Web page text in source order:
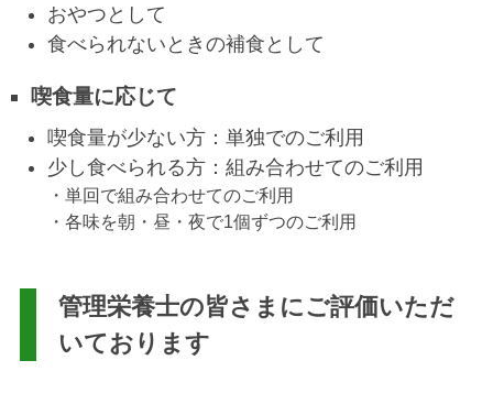
おやつとして
食べられないときの補食として
喫食量に応じて
喫食量が少ない方：単独でのご利用
少し食べられる方：組み合わせてのご利用
・単回で組み合わせてのご利用
・各味を朝・昼・夜で1個ずつのご利用
管理栄養士の皆さまにご評価いただ
いております